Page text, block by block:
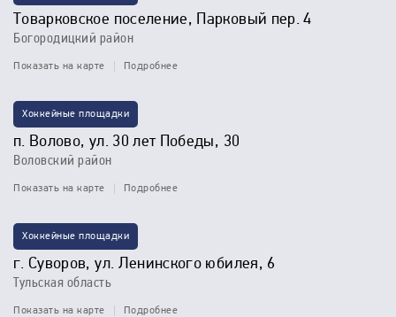
Товарковское поселение, Парковый пер. 4
Богородицкий район
Показать на карте Подробнее
Хоккейные площадки
п. Волово, ул. 30 лет Победы, 30
Воловский район
Показать на карте Подробнее
Хоккейные площадки
г. Суворов, ул. Ленинского юбилея, 6
Тульская область
Показать на карте Подробнее